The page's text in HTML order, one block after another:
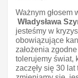
Ważnym głosem
Władysława
jesteśmy w
obowiązujące
założenia
tolerujemy świat,
zaczęły się 30